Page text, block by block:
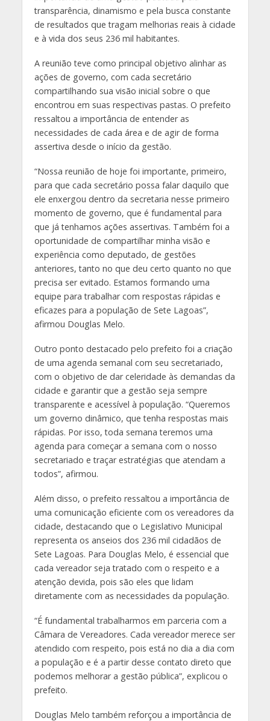
transparência, dinamismo e pela busca constante
de resultados que tragam melhorias reais à cidade
e à vida dos seus 236 mil habitantes.
A reunião teve como principal objetivo alinhar as
ações de governo, com cada secretário
compartilhando sua visão inicial sobre o que
encontrou em suas respectivas pastas. O prefeito
ressaltou a importância de entender as
necessidades de cada área e de agir de forma
assertiva desde o início da gestão.
“Nossa reunião de hoje foi importante, primeiro,
para que cada secretário possa falar daquilo que
ele enxergou dentro da secretaria nesse primeiro
momento de governo, que é fundamental para
que já tenhamos ações assertivas. Também foi a
oportunidade de compartilhar minha visão e
experiência como deputado, de gestões
anteriores, tanto no que deu certo quanto no que
precisa ser evitado. Estamos formando uma
equipe para trabalhar com respostas rápidas e
eficazes para a população de Sete Lagoas”,
afirmou Douglas Melo.
Outro ponto destacado pelo prefeito foi a criação
de uma agenda semanal com seu secretariado,
com o objetivo de dar celeridade às demandas da
cidade e garantir que a gestão seja sempre
transparente e acessível à população. “Queremos
um governo dinâmico, que tenha respostas mais
rápidas. Por isso, toda semana teremos uma
agenda para começar a semana com o nosso
secretariado e traçar estratégias que atendam a
todos”, afirmou.
Além disso, o prefeito ressaltou a importância de
uma comunicação eficiente com os vereadores da
cidade, destacando que o Legislativo Municipal
representa os anseios dos 236 mil cidadãos de
Sete Lagoas. Para Douglas Melo, é essencial que
cada vereador seja tratado com o respeito e a
atenção devida, pois são eles que lidam
diretamente com as necessidades da população.
“É fundamental trabalharmos em parceria com a
Câmara de Vereadores. Cada vereador merece ser
atendido com respeito, pois está no dia a dia com
a população e é a partir desse contato direto que
podemos melhorar a gestão pública”, explicou o
prefeito.
Douglas Melo também reforçou a importância de